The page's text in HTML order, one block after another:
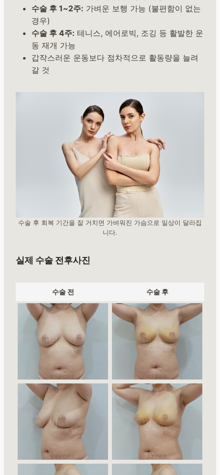
수술 후 1~2주: 가벼운 보행 가능 (불편함이 없는
경우)
수술 후 4주: 테니스, 에어로빅, 조깅 등 활발한 운
동 재개 가능
갑작스러운 운동보다 점차적으로 활동량을 늘려
갈 것
수술 후 회복 기간을 잘 거치면 가벼워진 가슴으로 일상이 달라집
니다.
실제 수술 전후사진
수술 전 수술 후